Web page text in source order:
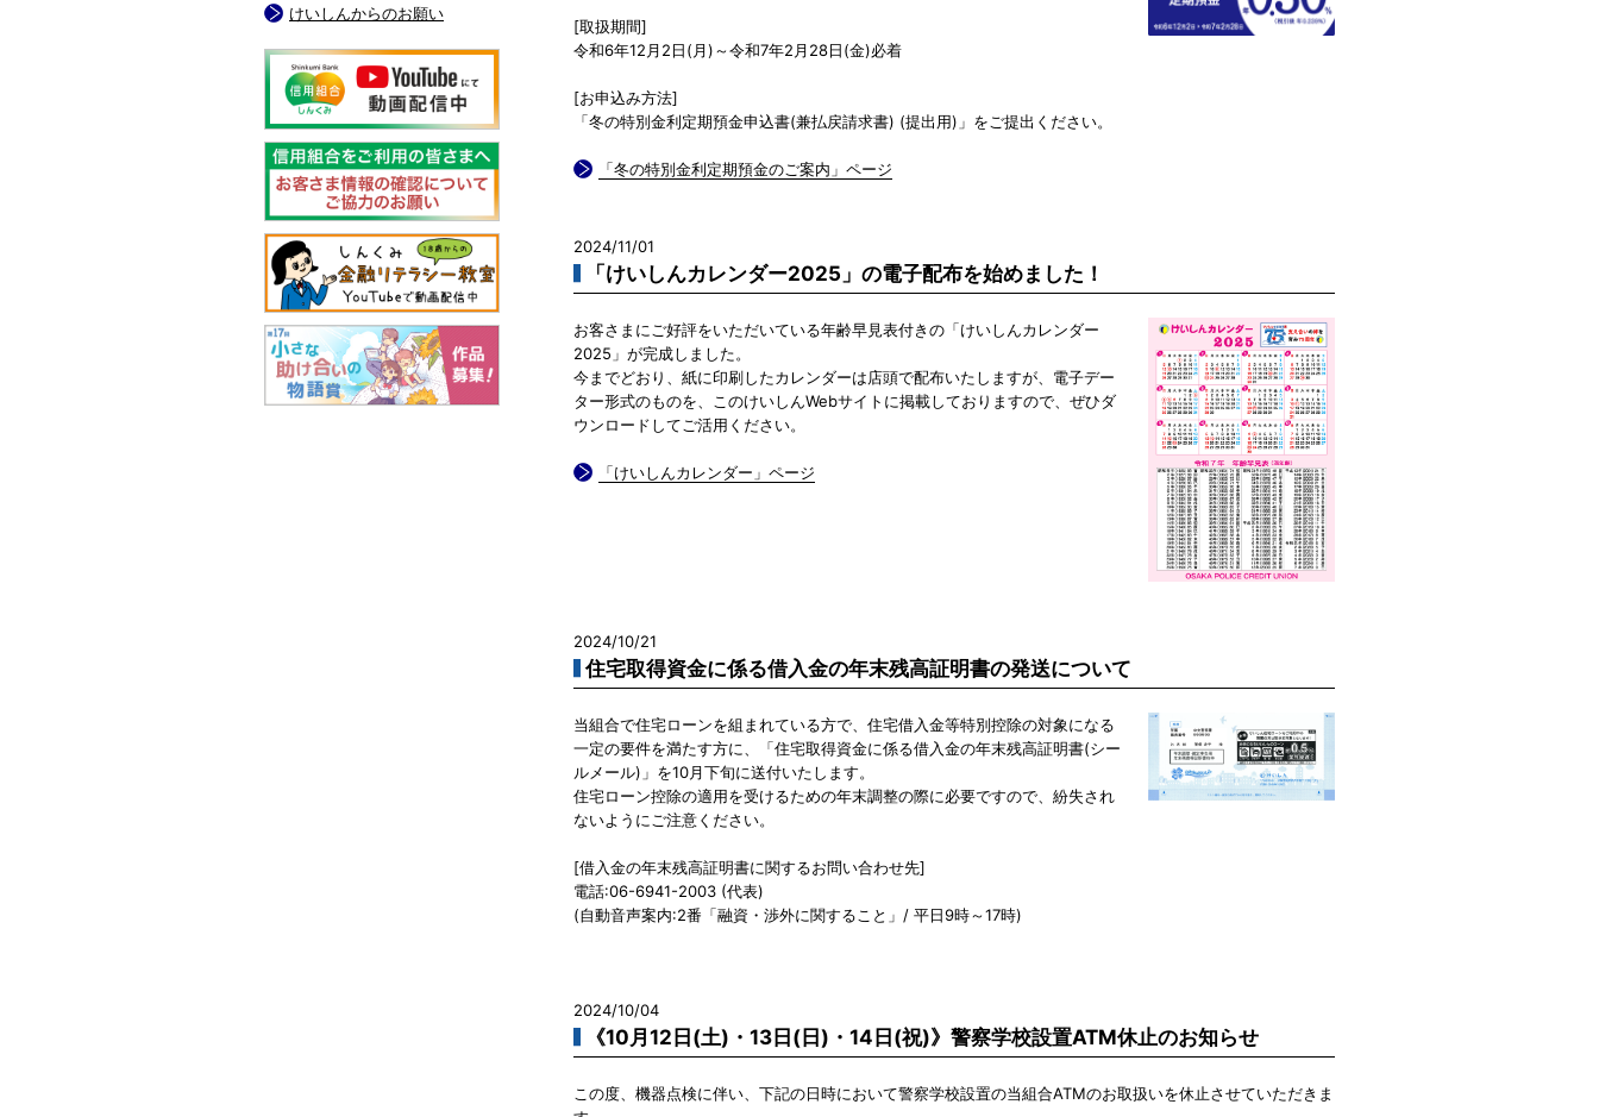
[取扱期間]
令和6年12月2日(月)～令和7年2月28日(金)必着
[お申込み方法]
「冬の特別金利定期預金申込書(兼払戻請求書) (提出用)」をご提出ください。
「冬の特別金利定期預金のご案内」ページ
2024/11/01
「けいしんカレンダー2025」の電子配布を始めました！
お客さまにご好評をいただいている年齢早見表付きの「けいしんカレンダー
2025」が完成しました。
今までどおり、紙に印刷したカレンダーは店頭で配布いたしますが、電子デー
ター形式のものを、このけいしんWebサイトに掲載しておりますので、ぜひダ
ウンロードしてご活用ください。
「けいしんカレンダー」ページ
2024/10/21
住宅取得資金に係る借入金の年末残高証明書の発送について
当組合で住宅ローンを組まれている方で、住宅借入金等特別控除の対象になる
一定の要件を満たす方に、「住宅取得資金に係る借入金の年末残高証明書(シー
ルメール)」を10月下旬に送付いたします。
住宅ローン控除の適用を受けるための年末調整の際に必要ですので、紛失され
ないようにご注意ください。
[借入金の年末残高証明書に関するお問い合わせ先]
電話:06-6941-2003 (代表)
(自動音声案内:2番「融資・渉外に関すること」/ 平日9時～17時)
2024/10/04
《10月12日(土)・13日(日)・14日(祝)》警察学校設置ATM休止のお知らせ
この度、機器点検に伴い、下記の日時において警察学校設置の当組合ATMのお取扱いを休止させていただきま
けいしんからのお願い